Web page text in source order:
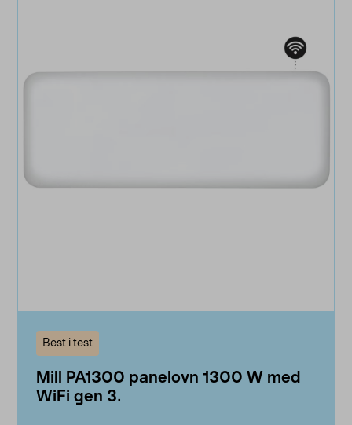
Best i test
Mill PA1300 panelovn 1300 W med
WiFi gen 3.